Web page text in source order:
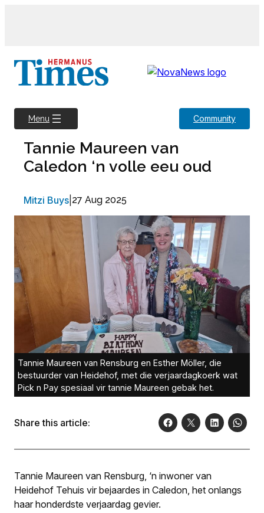
Menu Community
Tannie Maureen van
Caledon ‘n volle eeu oud
Mitzi Buys 27 Aug 2025
Tannie Maureen van Rensburg en Esther Möller, die
bestuurder van Heidehof, met die verjaardagkoerk wat
Pick n Pay spesiaal vir tannie Maureen gebak het.
Share this article:
Tannie Maureen van Rensburg, ‘n inwoner van
Heidehof Tehuis vir bejaardes in Caledon, het onlangs
haar honderdste verjaardag gevier.